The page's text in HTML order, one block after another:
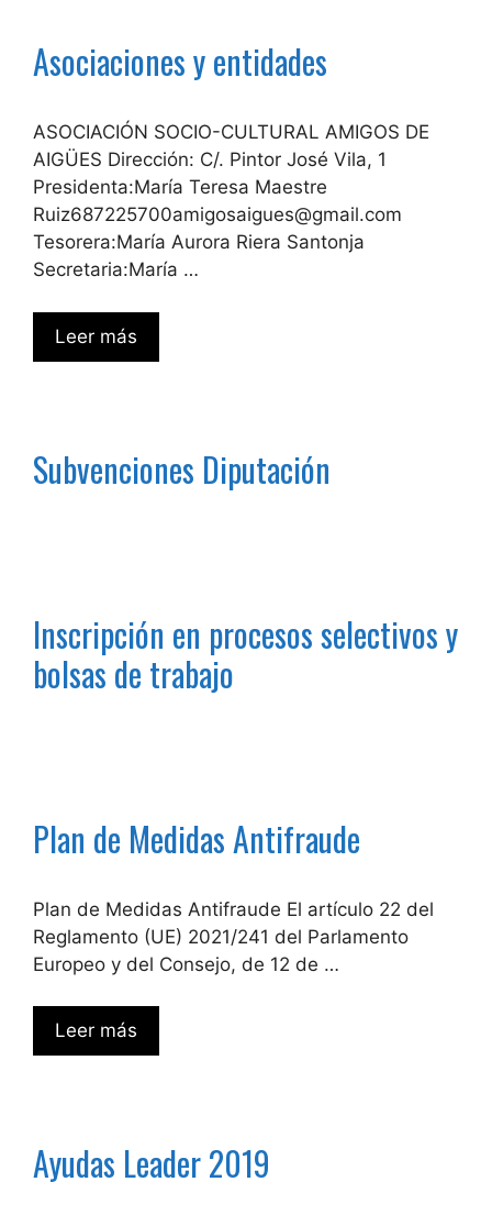
Asociaciones y entidades
ASOCIACIÓN SOCIO-CULTURAL AMIGOS DE
AIGÜES Dirección: C/. Pintor José Vila, 1
Presidenta:María Teresa Maestre
Ruiz687225700amigosaigues@gmail.com
Tesorera:María Aurora Riera Santonja
Secretaria:María …
Leer más
Subvenciones Diputación
Inscripción en procesos selectivos y
bolsas de trabajo
Plan de Medidas Antifraude
Plan de Medidas Antifraude El artículo 22 del
Reglamento (UE) 2021/241 del Parlamento
Europeo y del Consejo, de 12 de …
Leer más
Ayudas Leader 2019